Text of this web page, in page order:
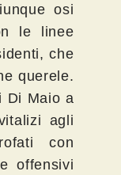
osi
le linee
che
querele.
Di Maio a
agli
con
offensivi